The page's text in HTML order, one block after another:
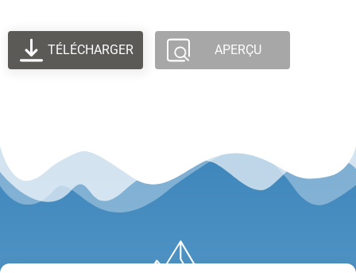
TÉLÉCHARGER APERÇU